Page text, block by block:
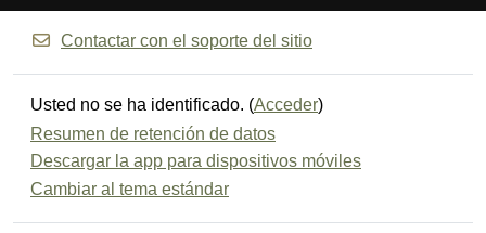
Contactar con el soporte del sitio
Usted no se ha identificado. (Acceder)
Resumen de retención de datos
Descargar la app para dispositivos móviles
Cambiar al tema estándar